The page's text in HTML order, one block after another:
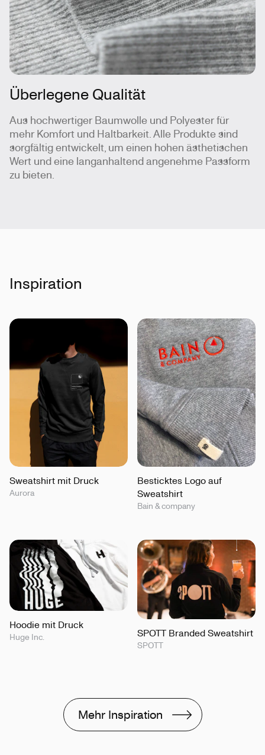
Überlegene Qualität
Aus hochwertiger Baumwolle und Polyester für
mehr Komfort und Haltbarkeit. Alle Produkte sind
sorgfältig entwickelt, um einen hohen ästhetischen
Wert und eine langanhaltend angenehme Passform
zu bieten.
Inspiration
Sweatshirt mit Druck
Aurora
Besticktes Logo auf
Sweatshirt
Bain & company
Hoodie mit Druck
Huge Inc. SPOTT Branded Sweatshirt
SPOTT
Mehr Inspiration